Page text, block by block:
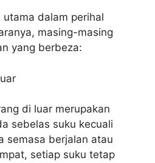
dalam perihal
masing-masing
yang berbeza:
di luar merupakan
sebelas suku kecuali
semasa berjalan atau
setiap suku tetap